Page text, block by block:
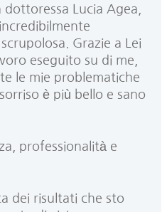
Lucia Agea,
Grazie a Lei
eseguito su di me,
le mie problematiche
è più bello e sano
professionalità e
dei risultati che sto